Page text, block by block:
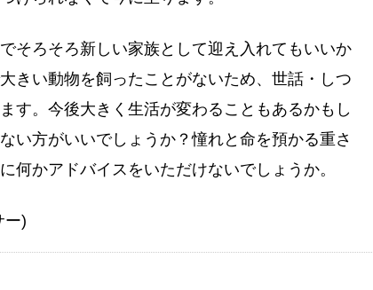
そろそろ新しい家族として迎え入れてもいいか
きい動物を飼ったことがないため、世話・しつ
す。今後大きく生活が変わることもあるかもし
い方がいいでしょうか？憧れと命を預かる重さ
何かアドバイスをいただけないでしょうか。
ー)